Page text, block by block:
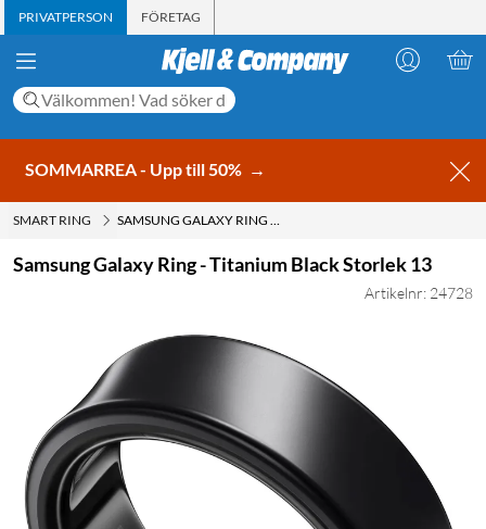
PRIVATPERSON FÖRETAG
SOMMARREA - Upp till 50% →
SMART RING SAMSUNG GALAXY RING - TITANIUM BLACK STORLEK 13
Samsung Galaxy Ring - Titanium Black Storlek 13
Artikelnr: 24728